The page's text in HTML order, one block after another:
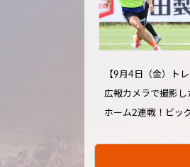
【9月4日（金）ト
広報カメラで撮影し
ホーム2連戦！ビッ